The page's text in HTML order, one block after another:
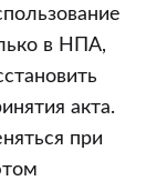
в НПА,
акта.
при